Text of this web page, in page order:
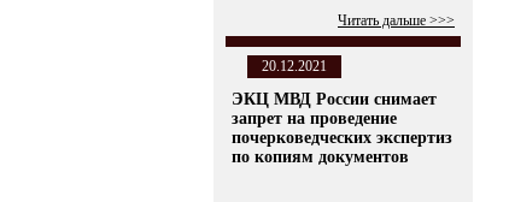
Читать дальше >>>
20.12.2021
ЭКЦ МВД России снимает
запрет на проведение
почерковедческих экспертиз
по копиям документов